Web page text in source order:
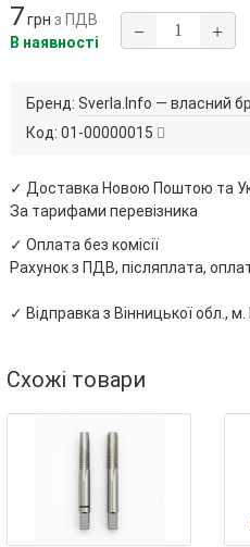
7грн з ПДВ
В наявності
− +
Бренд: Sverla.Info — власний
Код: 01-00000015
✓ Доставка Новою Поштою та
За тарифами перевізника
✓ Оплата без комісії
Рахунок з ПДВ, післяплата,
✓ Відправка з Вінницької обл.,
Схожі товари